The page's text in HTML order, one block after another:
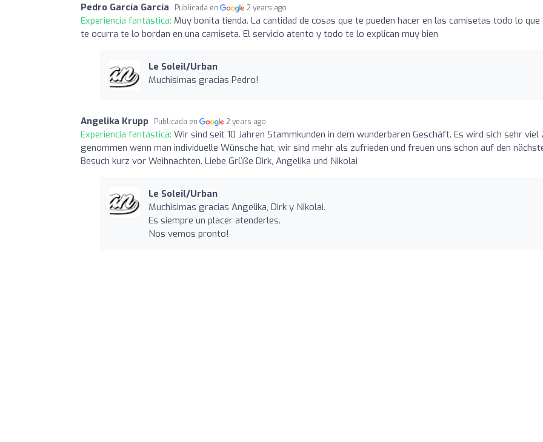
Pedro García García Publicada en 2 years ago
Experiencia fantástica: Muy bonita tienda. La cantidad de cosas que te pueden hacer en las camisetas todo lo que
te ocurra te lo bordan en una camiseta. El servicio atento y todo te lo explican muy bien
Le Soleil/Urban
Muchisimas gracias Pedro!
Angelika Krupp Publicada en 2 years ago
Experiencia fantástica: Wir sind seit 10 Jahren Stammkunden in dem wunderbaren Geschäft. Es wird sich sehr viel
genommen wenn man individuelle Wünsche hat, wir sind mehr als zufrieden und freuen uns schon auf den
Besuch kurz vor Weihnachten. Liebe Grüße Dirk, Angelika und Nikolai
Le Soleil/Urban
Muchisimas gracias Angelika, Dirk y Nikolai.
Es siempre un placer atenderles.
Nos vemos pronto!